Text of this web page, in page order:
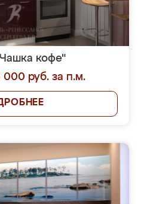
кофе"
000 руб. за п.м.